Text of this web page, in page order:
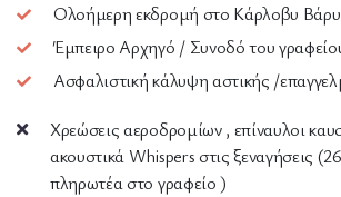
Ολοήμερη εκδρομή στο Κάρλοβυ Βάρυ
Έμπειρο Αρχηγό / Συνοδό του
Ασφαλιστική κάλυψη αστικής /
Χρεώσεις αεροδρομίων , επίναυλοι
ακουστικά Whispers στις ξεναγήσεις
πληρωτέα στο γραφείο )